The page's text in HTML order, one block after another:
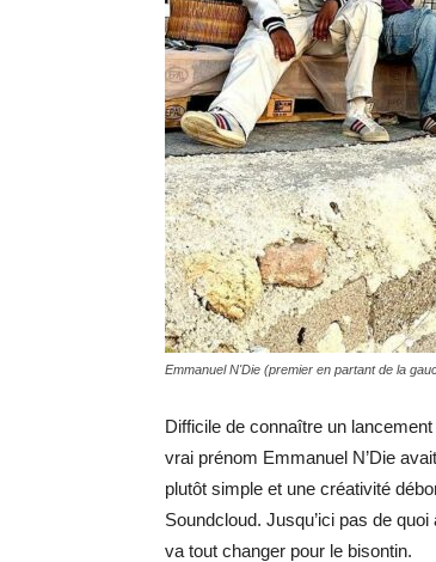
Emmanuel N'Die (premier en partant de la
Difficile de connaître un
vrai prénom Emmanuel N’Die
plutôt simple et une créativité
Soundcloud. Jusqu’ici pas de
va tout changer pour le bisontin.